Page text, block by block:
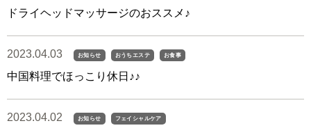
ドライヘッドマッサージのおススメ♪
2023.04.03 お知らせ おうちエステ お食事
中国料理でほっこり休日♪♪
2023.04.02 お知らせ フェイシャルケア